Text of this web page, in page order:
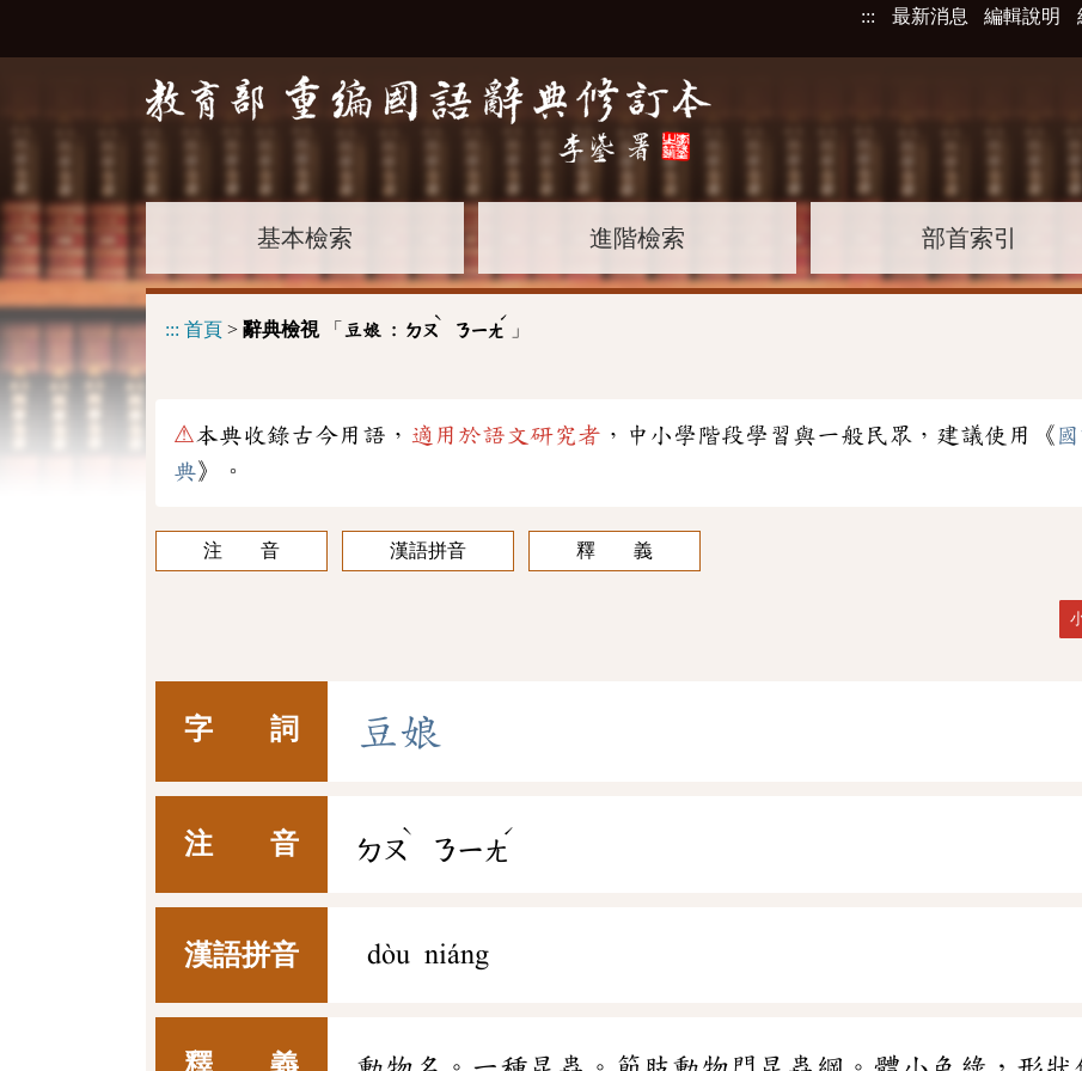
::: 最新消息 編輯說明
基本檢索 進階檢索 部首索引
::: 首頁 > 辭典檢視「 豆娘 : ㄉㄡ
ˋ
ㄋㄧㄤ
ˊ
」
⚠本典收錄古今用語， 適用於語文研究者 ，中小學階段學習與一般民眾，建議使用《
典》。
注 音 漢語拼音 釋 義
字 詞 豆娘
注 音 ㄉㄡ
ˋ
ㄋㄧㄤ
ˊ
漢語拼音 dòu niáng